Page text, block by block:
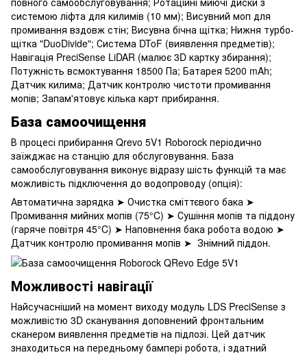
системою ліфта для килимів (10 мм); Висувний моп для
промивання вздовж стін; Висувна бічна щітка; Нижня турбо-
щітка "DuoDivide"; Система DToF (виявлення предметів);
Навігація PreciSense LiDAR (малює 3D картку збирання);
Потужність всмоктування 18500 Па; Батарея 5200 mAh;
Датчик килима; Датчик контролю чистоти промивання
мопів; Запам'ятовує кілька карт прибирання.
База самоочищення
В процесі прибирання Qrevo 5V1 Roborock періодично
заїжджає на станцію для обслуговування. База
самообслуговування виконує відразу шість функцій та має
можливість підключення до водопроводу (опція):
Автоматична зарядка ➤ Очистка сміттєвого бака ➤
Промивання мийних мопів (75°C) ➤ Сушіння мопів та піддону
(гаряче повітря 45°C) ➤ Наповнення бака робота водою ➤
Датчик контролю промивання мопів ➤ Знімний піддон.
Можливості навігації
Найсучасніший на момент виходу модуль LDS PreciSense з
можливістю 3D сканування доповнений фронтальним
сканером виявлення предметів на підлозі. Цей датчик
знаходиться на передньому бампері робота, і здатний